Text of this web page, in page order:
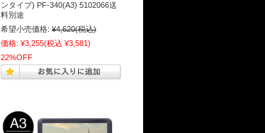
ンタイプ) PF-340(A3) 5102066送
料別途
希望小売価格: ¥4,620(税込)
価格: ¥3,255(税込 ¥3,581)
22%OFF